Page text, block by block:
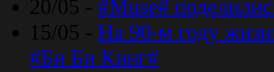
20/05 - #Muse#
15/05 - На 90-м году
#Би Би Кинг#